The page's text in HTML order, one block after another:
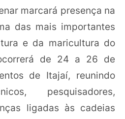
marcará presença na
das mais importantes
e da maricultura do
de 24 a 26 de
de Itajaí, reunindo
pesquisadores,
ligadas às cadeias